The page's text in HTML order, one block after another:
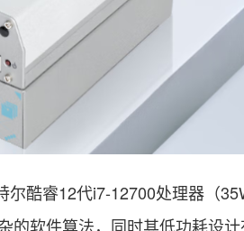
酷睿12代i7-12700处理器（
软件算法，同时其低功耗设